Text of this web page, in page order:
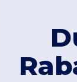
€
Gildan 3-teiliges Bundle: Kapuzenpullover 18500 + Sweatshirt 18000 + T-Shirt 5000